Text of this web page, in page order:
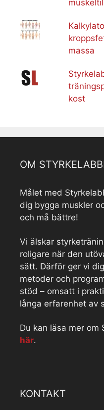
massa
kost
OM
Målet med
dig bygga muskler
och må bättre!
Vi älskar
roligare när den
sätt. Därför ger vi
metoder och
stöd – omsatt i
långa erfarenhet av
Du kan läsa mer om
här.
KONTAKT